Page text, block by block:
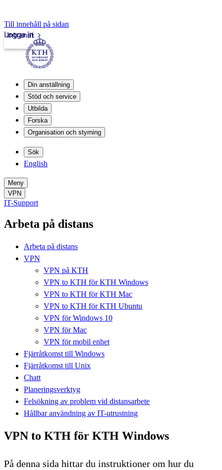
Till innehåll på sidan
Intranät
Logga in
Din anställning
Stöd och service
Utbilda
Forska
Organisation och styrning
Sök
English
Meny
VPN
IT-Support
Arbeta på distans
Arbeta på distans
VPN
VPN på KTH
VPN to KTH för KTH Windows
VPN to KTH för KTH Mac
VPN to KTH för KTH Ubuntu
VPN för Windows 10
VPN för Mac
VPN för mobil enhet
Fjärråtkomst till Windows
Fjärråtkomst till Unix
Chatt
Planeringsverktyg
Felsökning av problem vid distansarbete
Hållbar användning av IT-utrustning
VPN to KTH för KTH Windows
På denna sida hittar du instruktioner om hur du